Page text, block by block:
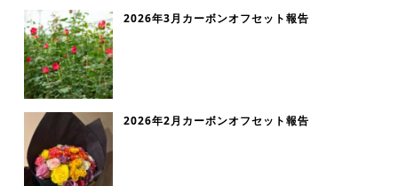
2026年3月カーボンオフセット報告
2026年2月カーボンオフセット報告